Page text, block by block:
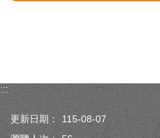
:::
更新日期：
115-08-07